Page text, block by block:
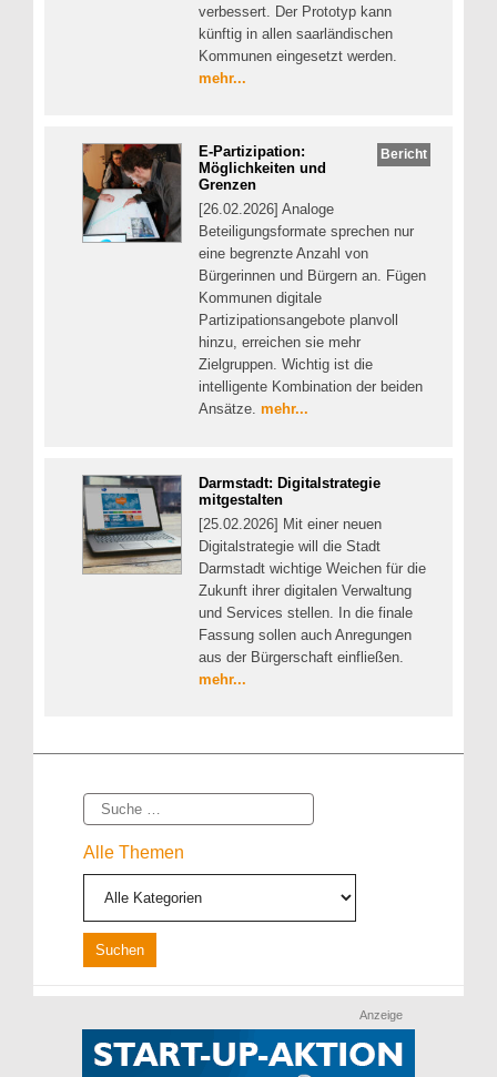
verbessert. Der Prototyp kann
künftig in allen saarländischen
Kommunen eingesetzt werden.
mehr...
Bericht
E-Partizipation:
Möglichkeiten und
Grenzen
[26.02.2026] Analoge
Beteiligungsformate sprechen nur
eine begrenzte Anzahl von
Bürgerinnen und Bürgern an. Fügen
Kommunen digitale
Partizipationsangebote planvoll
hinzu, erreichen sie mehr
Zielgruppen. Wichtig ist die
intelligente Kombination der beiden
Ansätze. mehr...
Darmstadt: Digitalstrategie
mitgestalten
[25.02.2026] Mit einer neuen
Digitalstrategie will die Stadt
Darmstadt wichtige Weichen für die
Zukunft ihrer digitalen Verwaltung
und Services stellen. In die finale
Fassung sollen auch Anregungen
aus der Bürgerschaft einfließen.
mehr...
Suche
Alle Themen
Anzeige